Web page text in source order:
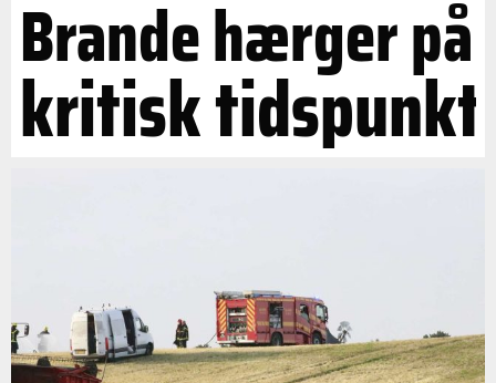
Brande hærger på
kritisk tidspunkt